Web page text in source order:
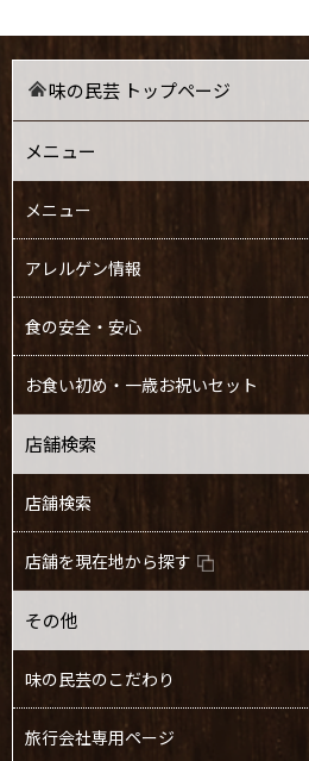
味の民芸 トップページ
メニュー
メニュー
アレルゲン情報
食の安全・安心
お食い初め・一歳お祝いセット
店舗検索
店舗検索
店舗を現在地から探す
その他
味の民芸のこだわり
旅行会社専用ページ